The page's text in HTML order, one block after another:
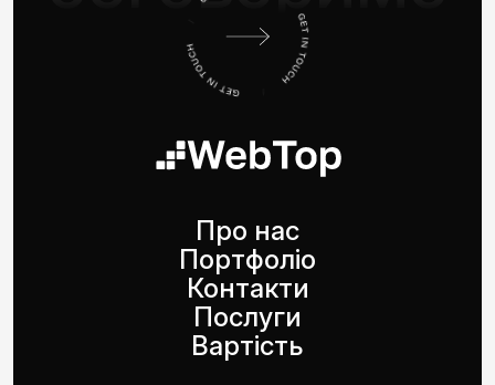
Про нас
Портфоліо
Контакти
Послуги
Вартість